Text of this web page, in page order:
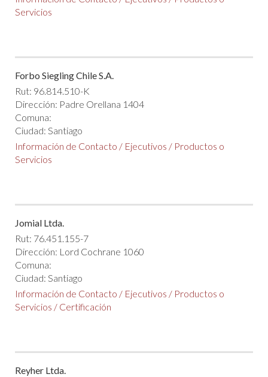
Servicios
Forbo Siegling Chile S.A.
Rut: 96.814.510-K
Dirección: Padre Orellana 1404
Comuna:
Ciudad: Santiago
Información de Contacto / Ejecutivos / Productos o
Servicios
Jomial Ltda.
Rut: 76.451.155-7
Dirección: Lord Cochrane 1060
Comuna:
Ciudad: Santiago
Información de Contacto / Ejecutivos / Productos o
Servicios / Certificación
Reyher Ltda.